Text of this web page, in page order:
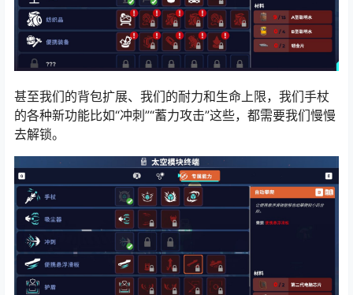
甚至我们的背包扩展、我们的耐力和生命上限，我们手杖
的各种新功能比如“冲刺”“蓄力攻击”这些，都需要我们慢慢
去解锁。